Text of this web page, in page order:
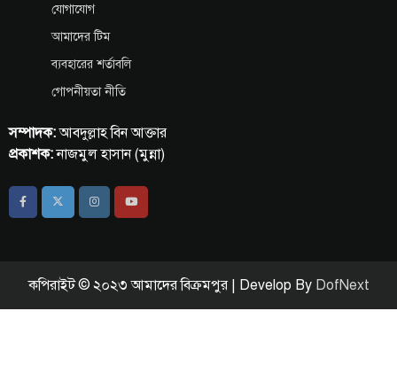
যোগাযোগ
আমাদের টিম
ব্যবহারের শর্তাবলি
গোপনীয়তা নীতি
সম্পাদক:আবদুল্লাহ বিন আক্তার
প্রকাশক:নাজমুল হাসান (মুন্না)
কপিরাইট © ২০২৩ আমাদের বিক্রমপুর | Develop By DofNext